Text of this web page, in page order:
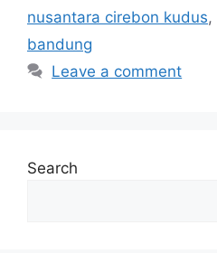
nusantara cirebon kudus,
bandung
Leave a comment
Search